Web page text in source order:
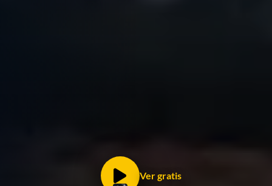
Ver gratis